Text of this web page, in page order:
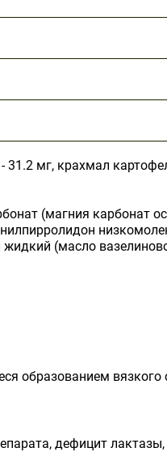
31.2 мг, крахмал
(магния карбонат
(масло
образованием вязкого
дефицит